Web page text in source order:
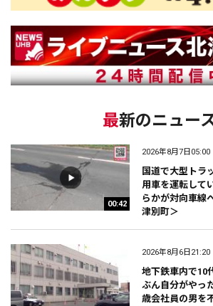
最新のニュー
00:42
2026年8月7日05:00
国道で大型トラ
用車を運転して
らかが対向車線
津別町＞
2026年8月6日21:20
地下鉄車内で10
ぶん自分がやっ
歳会社員の男を